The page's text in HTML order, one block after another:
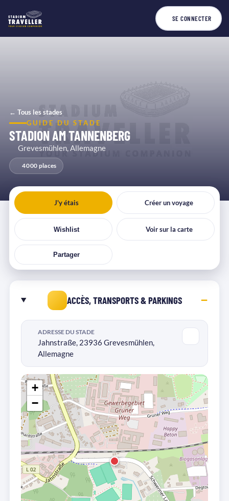
SE CONNECTER
← Tous les stades
GUIDE DU STADE
STADION AM TANNENBERG
Grevesmühlen, Allemagne
4 000 places
J'y étais Créer un voyage
Wishlist Voir sur la carte
Partager
ACCÈS, TRANSPORTS & PARKINGS
ADRESSE DU STADE
Jahnstraße, 23936 Grevesmühlen,
Allemagne
+
−